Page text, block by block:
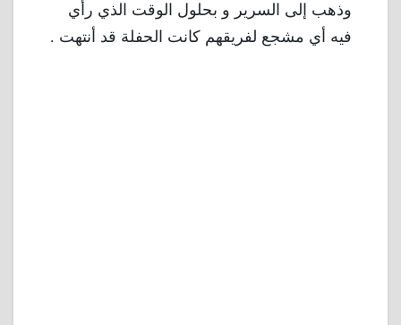
وذهب إلى السرير و بحلول الوقت الذي رأي
فيه أي مشجع لفريقهم كانت الحفلة قد أنتهت .